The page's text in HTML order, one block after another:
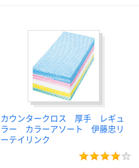
カウンタークロス 厚手 レギュ
ラー カラーアソート 伊藤忠リ
ーテイリンク